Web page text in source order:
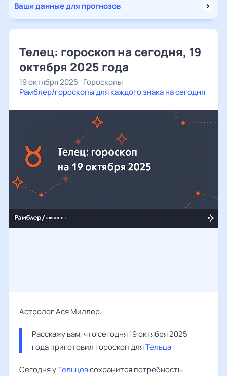
Ваши данные для прогнозов
Телец: гороскоп на сегодня, 19
октября 2025 года
19 октября 2025 Гороскопы
Рамблер/гороскопы для каждого знака на сегодня
Астролог Ася Миллер:
Расскажу вам, что сегодня 19 октября 2025
года приготовил гороскоп для Тельца
Сегодня уТельцовсохранится потребность